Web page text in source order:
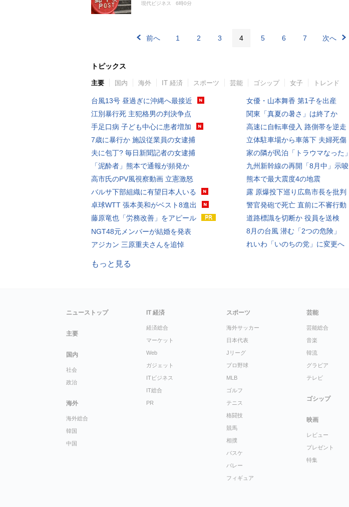
現代ビジネス 6時0分
前へ 1 2 3 4 5 6 7 次へ
トピックス
主要 国内 海外 IT 経済 スポーツ 芸能 ゴシップ 女子 トレンド
台風13号 昼過ぎに沖縄へ最接近
江別暴行死 主犯格男の判決争点
手足口病 子ども中心に患者増加
7歳に暴行か 施設従業員の女逮捕
夫に包丁? 毎日新聞記者の女逮捕
「泥酔者」熊本で通報が頻発か
高市氏のPV風視察動画 立憲激怒
バルサ下部組織に有望日本人いる
卓球WTT 張本美和がベスト8進出
藤原竜也「労務改善」をアピール
NGT48元メンバーが結婚を発表
アジカン 三原重夫さんを追悼
女優・山本舞香 第1子を出産
関東「真夏の暑さ」は終了か
高速に自転車侵入 路側帯を逆走
立体駐車場から車落下 夫婦死傷
家の隣が民泊「トラウマなった」
九州新幹線の再開「8月中」示唆
熊本で最大震度4の地震
露 原爆投下巡り広島市長を批判
警官発砲で死亡 直前に不審行動
道路標識を切断か 役員を送検
8月の台風 潜む「2つの危険」
れいわ「いのちの党」に変更へ
もっと見る
ニューストップ
主要
国内
社会
政治
海外
海外総合
韓国
中国
IT 経済
経済総合
マーケット
Web
ガジェット
ITビジネス
IT総合
PR
スポーツ
海外サッカー
日本代表
Jリーグ
プロ野球
MLB
ゴルフ
テニス
格闘技
競馬
相撲
バスケ
バレー
フィギュア
芸能
芸能総合
音楽
韓流
グラビア
テレビ
ゴシップ
映画
レビュー
プレゼント
特集